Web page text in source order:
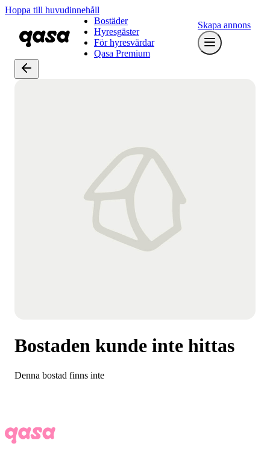
Hoppa till huvudinnehåll
Bostäder
Hyresgäster
För hyresvärdar
Qasa Premium
Skapa annons
Bostaden kunde inte hittas
Denna bostad finns inte